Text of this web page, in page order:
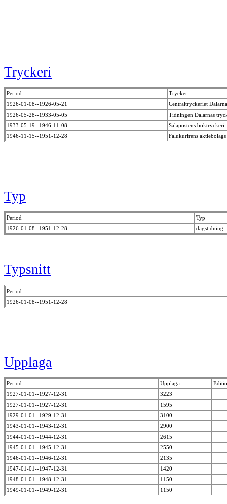
Tryckeri
Period
Tryckeri
1926-01-08--1926-05-21
Centraltryckeriet
1926-05-28--1933-05-05
Tidningen Dalarnas
1933-05-19--1946-11-08
Salapostens boktryckeri
1946-11-15--1951-12-28
Falukurirens
Typ
Period
Typ
1926-01-08--1951-12-28
dagstidning
Typsnitt
Period
1926-01-08--1951-12-28
Upplaga
Period Upplaga
1927-01-01--1927-12-31
3223
1927-01-01--1927-12-31
1595
1929-01-01--1929-12-31
3100
1943-01-01--1943-12-31
2900
1944-01-01--1944-12-31
2615
1945-01-01--1945-12-31
2550
1946-01-01--1946-12-31
2135
1947-01-01--1947-12-31
1420
1948-01-01--1948-12-31
1150
1949-01-01--1949-12-31
1150